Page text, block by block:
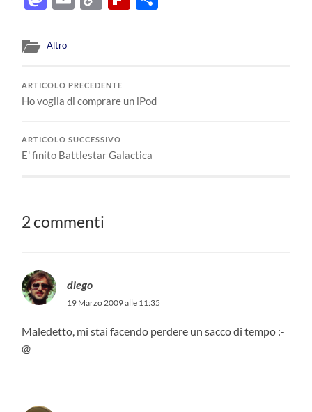
Altro
ARTICOLO PRECEDENTE
Ho voglia di comprare un iPod
ARTICOLO SUCCESSIVO
E' finito Battlestar Galactica
2 commenti
diego
19 Marzo 2009 alle 11:35
Maledetto, mi stai facendo perdere un sacco di tempo :-
@